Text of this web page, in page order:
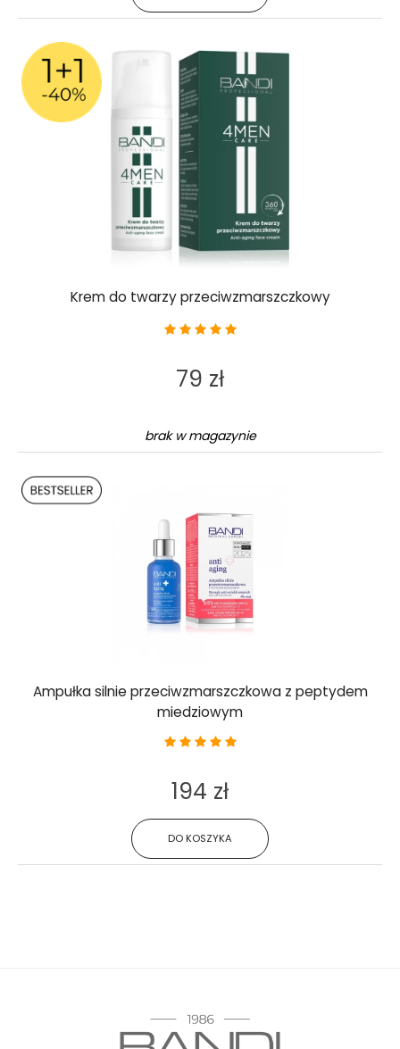
Krem do twarzy przeciwzmarszczkowy
brak w magazynie
79 zł
Ampułka silnie przeciwzmarszczkowa z peptydem
miedziowym
DO KOSZYKA
194 zł